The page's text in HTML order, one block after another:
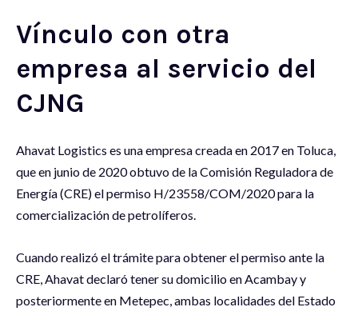
Vínculo con otra
empresa al servicio del
CJNG
Ahavat Logistics es una empresa creada en 2017 en Toluca,
que en junio de 2020 obtuvo de la Comisión Reguladora de
Energía (CRE) el permiso H/23558/COM/2020 para la
comercialización de petrolíferos.
Cuando realizó el trámite para obtener el permiso ante la
CRE, Ahavat declaró tener su domicilio en Acambay y
posteriormente en Metepec, ambas localidades del Estado